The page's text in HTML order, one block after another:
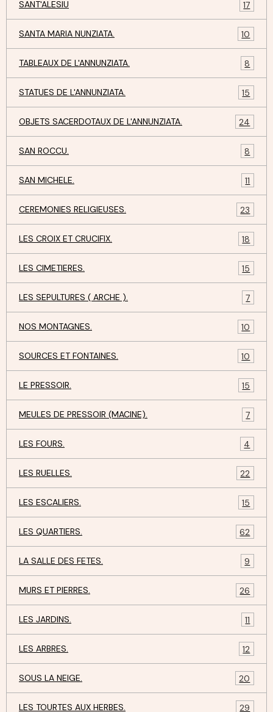
SANT'ALESIU 17
SANTA MARIA NUNZIATA. 10
TABLEAUX DE L'ANNUNZIATA. 8
STATUES DE L'ANNUNZIATA. 15
OBJETS SACERDOTAUX DE L'ANNUNZIATA. 24
SAN ROCCU. 8
SAN MICHELE. 11
CEREMONIES RELIGIEUSES. 23
LES CROIX ET CRUCIFIX. 18
LES CIMETIERES. 15
LES SEPULTURES ( ARCHE ). 7
NOS MONTAGNES. 10
SOURCES ET FONTAINES. 10
LE PRESSOIR. 15
MEULES DE PRESSOIR (MACINE). 7
LES FOURS. 4
LES RUELLES. 22
LES ESCALIERS. 15
LES QUARTIERS. 62
LA SALLE DES FETES. 9
MURS ET PIERRES. 26
LES JARDINS. 11
LES ARBRES. 12
SOUS LA NEIGE. 20
LES TOURTES AUX HERBES. 29